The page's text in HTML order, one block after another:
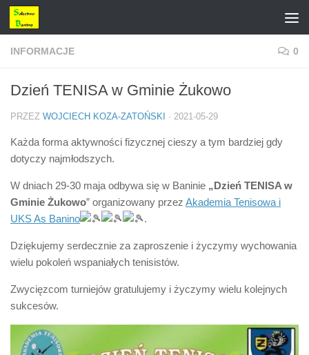
Przejdź do treści
INFORMACJE 0
Dzień TENISA w Gminie Żukowo
PRZEZ WOJCIECH KOZA-ZATOŃSKI · 2021-05-29
Każda forma aktywności fizycznej cieszy a tym bardziej gdy
dotyczy najmłodszych.
W dniach 29-30 maja odbywa się w Baninie „Dzień TENISA w
Gminie Żukowo” organizowany przez Akademia Tenisowa i
UKS As Banino
.
Dziękujemy serdecznie za zaproszenie i życzymy wychowania
wielu pokoleń wspaniałych tenisistów.
Zwycięzcom turniejów gratulujemy i życzymy wielu kolejnych
sukcesów.